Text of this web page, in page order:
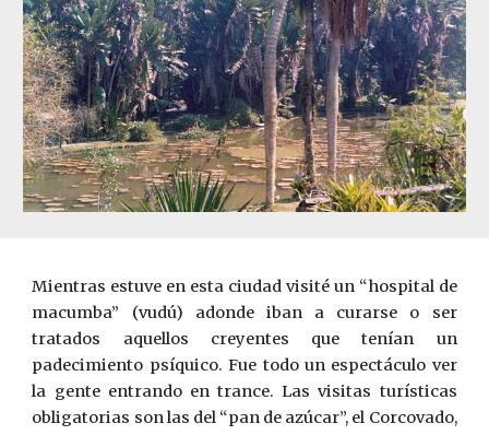
Mientras estuve en esta ciudad visité un “hospital de
macumba” (vudú) adonde iban a curarse o ser
tratados aquellos creyentes que tenían un
padecimiento psíquico. Fue todo un espectáculo ver
la gente entrando en trance. Las visitas turísticas
obligatorias son las del “pan de azúcar”, el Corcovado,